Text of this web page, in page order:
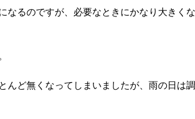
なるのですが、必要なときにかなり大きく
んど無くなってしまいましたが、雨の日は